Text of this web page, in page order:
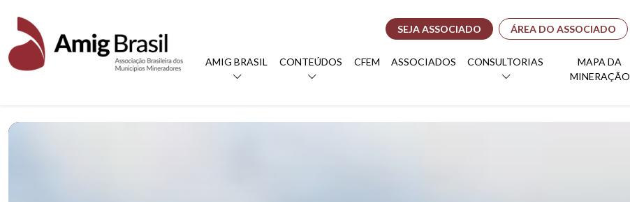
SEJA ASSOCIADO ÁREA DO ASSOCIADO
AMIG BRASIL CONTEÚDOS CFEM ASSOCIADOS CONSULTORIAS
MAPA DA
MINERAÇÃO